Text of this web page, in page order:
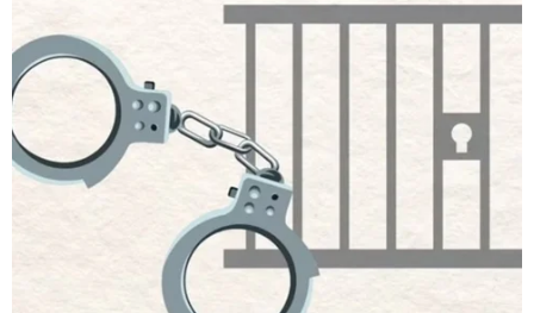
CƠ QUAN CHỦ QUẢN: THÔNG TẤN XÃ VIỆT NAM